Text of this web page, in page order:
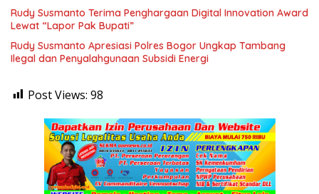
Rudy Susmanto Terima Penghargaan Digital Innovation Award
Lewat “Lapor Pak Bupati”
Rudy Susmanto Apresiasi Polres Bogor Ungkap Tambang
Ilegal dan Penyalahgunaan Subsidi Energi
Post Views: 98